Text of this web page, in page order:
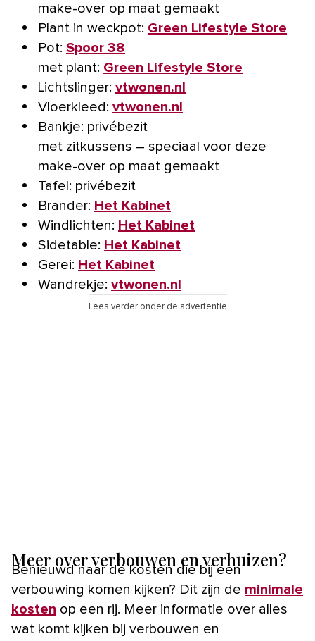
make-over op maat gemaakt
Plant in weckpot: Green Lifestyle Store
Pot: Spoor 38
met plant: Green Lifestyle Store
Lichtslinger: vtwonen.nl
Vloerkleed: vtwonen.nl
Bankje: privébezit
met zitkussens – speciaal voor deze
make-over op maat gemaakt
Tafel: privébezit
Brander: Het Kabinet
Windlichten: Het Kabinet
Sidetable: Het Kabinet
Gerei: Het Kabinet
Wandrekje: vtwonen.nl
Lees verder onder de advertentie
Meer over verbouwen en verhuizen?
Benieuwd naar de kosten die bij een
verbouwing komen kijken? Dit zijn de minimale
kosten op een rij. Meer informatie over alles
wat komt kijken bij verbouwen en